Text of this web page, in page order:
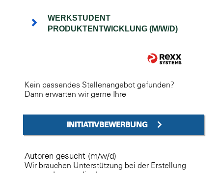
WERKSTUDENT
PRODUKTENTWICKLUNG (M/W/D)
Kein passendes Stellenangebot gefunden?
Dann erwarten wir gerne Ihre
INITIATIVBEWERBUNG
Autoren gesucht (m/w/d)
Wir brauchen Unterstützung bei der Erstellung